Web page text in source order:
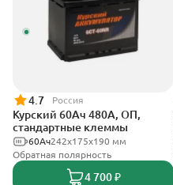
4.7 Россия
Курский 60Ач 480А, ОП,
стандартные клеммы
242x175x190 мм
60Ач
Обратная полярность
4 700 ₽